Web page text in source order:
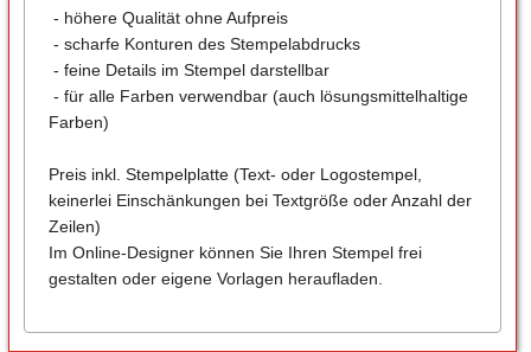
- höhere Qualität ohne Aufpreis
- scharfe Konturen des Stempelabdrucks
- feine Details im Stempel darstellbar
- für alle Farben verwendbar (auch lösungsmittelhaltige
Farben)
Preis inkl. Stempelplatte (Text- oder Logostempel,
keinerlei Einschänkungen bei Textgröße oder Anzahl der
Zeilen)
Im Online-Designer können Sie Ihren Stempel frei
gestalten oder eigene Vorlagen heraufladen.